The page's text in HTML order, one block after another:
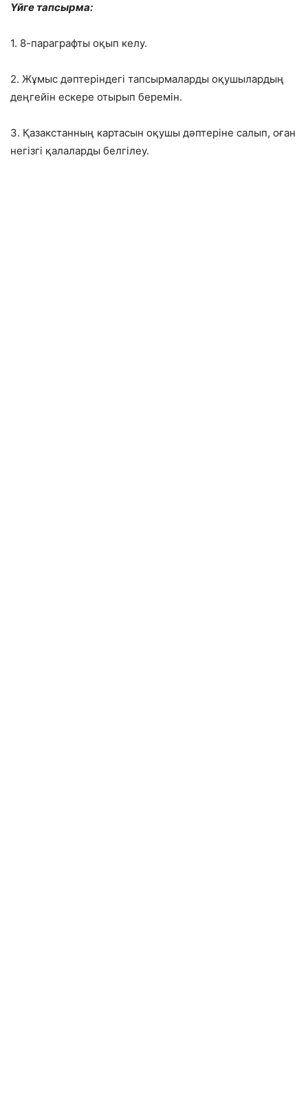
Үйге тапсырма:
1. 8-параграфты оқып келу.
2. Жұмыс дәптеріндегі тапсырмаларды оқушылардың
деңгейін ескере отырып беремін.
3. Қазакстанның картасын оқушы дәптеріне салып, оған
негізгі қалаларды белгілеу.